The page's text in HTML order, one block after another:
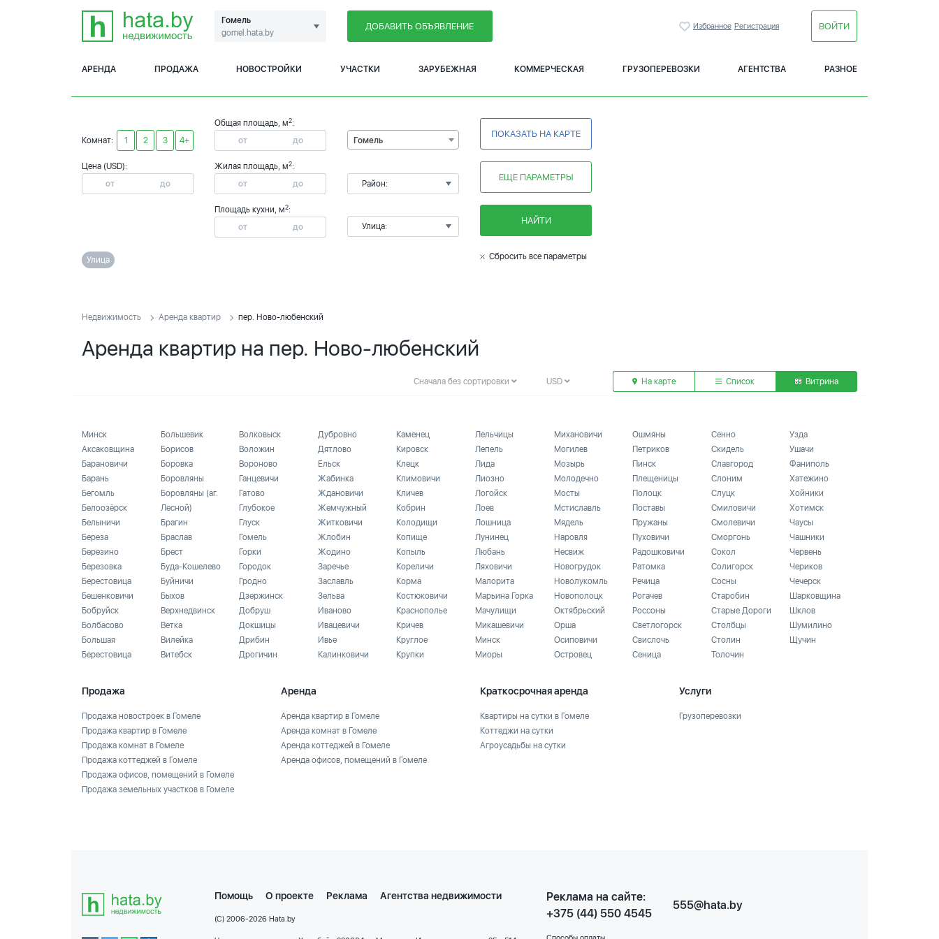
Гомель
gomel.hata.by
ДОБАВИТЬ ОБЪЯВЛЕНИЕ Избранное Регистрация ВОЙТИ
АРЕНДА ПРОДАЖА НОВОСТРОЙКИ УЧАСТКИ ЗАРУБЕЖНАЯ КОММЕРЧЕСКАЯ ГРУЗОПЕРЕВОЗКИ АГЕНТСТВА РАЗНОЕ
Комнат: 1 2 3 4+
Цена (USD):
Общая площадь, м2:
Жилая площадь, м2:
Площадь кухни, м2:
Гомель
Район:
Улица:
ПОКАЗАТЬ НА КАРТЕ
ЕЩЕ ПАРАМЕТРЫ
НАЙТИ
Улица Сбросить все параметры
Недвижимость Аренда квартир пер. Ново-любенский
Аренда квартир на пер. Ново-любенский
Сначала без сортировки USD На карте Список Витрина
Минск
Аксаковщина
Барановичи
Барань
Бегомль
Белоозёрск
Белыничи
Береза
Березино
Березовка
Берестовица
Бешенковичи
Бобруйск
Болбасово
Большая
Берестовица
Большевик
Борисов
Боровка
Боровляны
Боровляны (аг.
Лесной)
Брагин
Браслав
Брест
Буда-Кошелево
Буйничи
Быхов
Верхнедвинск
Ветка
Вилейка
Витебск
Волковыск
Воложин
Вороново
Ганцевичи
Гатово
Глубокое
Глуск
Гомель
Горки
Городок
Гродно
Дзержинск
Добруш
Докшицы
Дрибин
Дрогичин
Дубровно
Дятлово
Ельск
Жабинка
Ждановичи
Жемчужный
Житковичи
Жлобин
Жодино
Заречье
Заславль
Зельва
Иваново
Ивацевичи
Ивье
Калинковичи
Каменец
Кировск
Клецк
Климовичи
Кличев
Кобрин
Колодищи
Копище
Копыль
Кореличи
Корма
Костюковичи
Краснополье
Кричев
Круглое
Крупки
Лельчицы
Лепель
Лида
Лиозно
Логойск
Лоев
Лошница
Лунинец
Любань
Ляховичи
Малорита
Марьина Горка
Мачулищи
Микашевичи
Минск
Миоры
Михановичи
Могилев
Мозырь
Молодечно
Мосты
Мстиславль
Мядель
Наровля
Несвиж
Новогрудок
Новолукомль
Новополоцк
Октябрьский
Орша
Осиповичи
Островец
Ошмяны
Петриков
Пинск
Плещеницы
Полоцк
Поставы
Пружаны
Пуховичи
Радошковичи
Ратомка
Речица
Рогачев
Россоны
Светлогорск
Свислочь
Сеница
Сенно
Скидель
Славгород
Слоним
Слуцк
Смиловичи
Смолевичи
Сморгонь
Сокол
Солигорск
Сосны
Старобин
Старые Дороги
Столбцы
Столин
Толочин
Узда
Ушачи
Фаниполь
Хатежино
Хойники
Хотимск
Чаусы
Чашники
Червень
Чериков
Чечерск
Шарковщина
Шклов
Шумилино
Щучин
Продажа
Продажа новостроек в Гомеле
Продажа квартир в Гомеле
Продажа комнат в Гомеле
Продажа коттеджей в Гомеле
Продажа офисов, помещений в Гомеле
Продажа земельных участков в Гомеле
Аренда
Аренда квартир в Гомеле
Аренда комнат в Гомеле
Аренда коттеджей в Гомеле
Аренда офисов, помещений в Гомеле
Краткосрочная аренда
Квартиры на сутки в Гомеле
Коттеджи на сутки
Агроусадьбы на сутки
Услуги
Грузоперевозки
Помощь О проекте Реклама Агентства недвижимости
(C) 2006-2026 Hata.by
Реклама на сайте:
+375 (44) 550 4545
555@hata.by